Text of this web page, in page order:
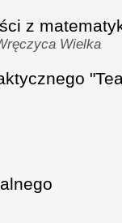
z
Wielka